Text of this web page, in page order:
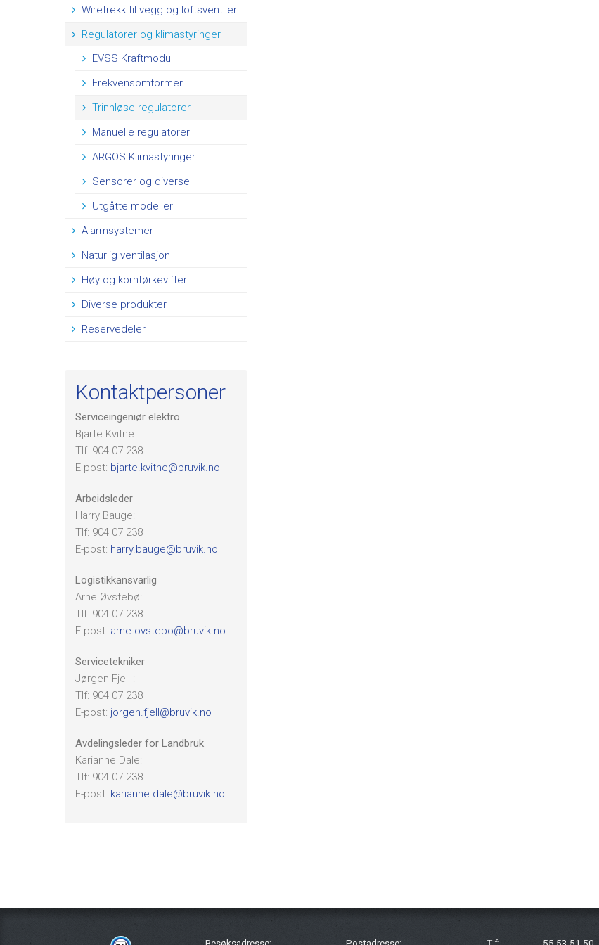
Wiretrekk til vegg og loftsventiler
Regulatorer og klimastyringer
EVSS Kraftmodul
Frekvensomformer
Trinnløse regulatorer
Manuelle regulatorer
ARGOS Klimastyringer
Sensorer og diverse
Utgåtte modeller
Alarmsystemer
Naturlig ventilasjon
Høy og korntørkevifter
Diverse produkter
Reservedeler
Kontaktpersoner
Serviceingeniør elektro
Bjarte Kvitne:
Tlf: 904 07 238
E-post: bjarte.kvitne@bruvik.no
Arbeidsleder
Harry Bauge:
Tlf: 904 07 238
E-post: harry.bauge@bruvik.no
Logistikkansvarlig
Arne Øvstebø:
Tlf: 904 07 238
E-post: arne.ovstebo@bruvik.no
Servicetekniker
Jørgen Fjell :
Tlf: 904 07 238
E-post: jorgen.fjell@bruvik.no
Avdelingsleder for Landbruk
Karianne Dale:
Tlf: 904 07 238
E-post: karianne.dale@bruvik.no